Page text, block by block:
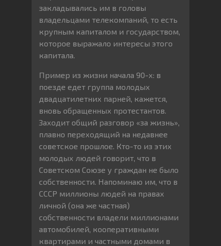
закладывались им в головы
владельцами телекомпаний, то есть
крупным капиталом и государством,
которое выражало интересы этого
капитала.
Пример из жизни начала 90-х: в
поезде едет группа молодых
двадцатилетних парней, кажется,
вновь обращенных протестантов.
Заходит общий разговор «за жизнь»,
плавно переходящий на недавнее
советское прошлое. Кто-то из этих
молодых людей говорит, что в
Советском Союзе у граждан не было
собственности. Напоминаю им, что в
СССР миллионы людей на правах
личной (она же частная)
собственности владели миллионами
автомобилей, кооперативными
квартирами и частными домами в